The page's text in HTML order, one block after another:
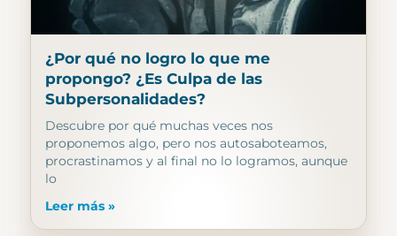
¿Por qué no logro lo que me
propongo? ¿Es Culpa de las
Subpersonalidades?
Descubre por qué muchas veces nos
proponemos algo, pero nos autosaboteamos,
procrastinamos y al final no lo logramos, aunque
lo
Leer más »